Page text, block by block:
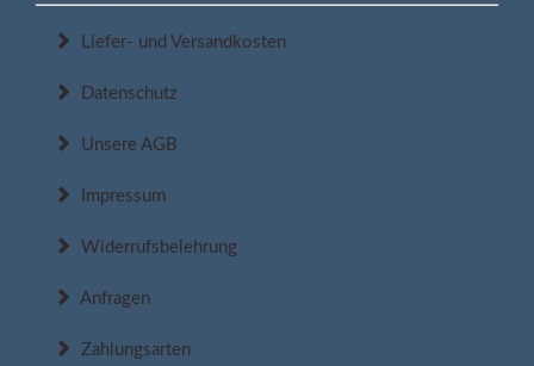
Liefer- und Versandkosten
Datenschutz
Unsere AGB
Impressum
Widerrufsbelehrung
Anfragen
Zahlungsarten